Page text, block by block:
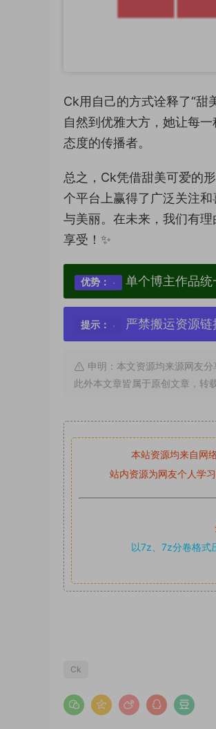
Ck用自己的方式诠释了“甜
自然到优雅大方，她让每
态度的传播者。
总之，Ck凭借甜美可爱的
个平台上赢得了广泛关注
与美丽。在未来，我们有
享受！✨
优势： 单个博主作品
提示： 严禁搬运资源
申明：本文资源均来源网友
此外本文章皆属于原创文章，转
本站资源均来自网
站内资源为网友个人学
以7z、7z分卷格式
Ck